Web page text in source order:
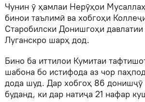
Чунин ӯ ҳамлаи Нерӯҳои
бинои таълимӣ ва хобгоҳи
Старобилски Донишгоҳи
Луганскро шарҳ дод.
Бино ба иттилои Кумитаи
шабона бо истифода аз чор
дода шуд. Дар хобгоҳ 86 донишҷӯ
буданд, ки дар натиҷа 21 нафар